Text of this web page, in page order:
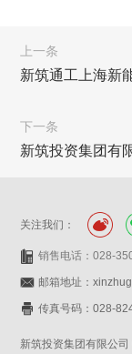
上一条
新筑通工上海新
下一条
新筑投资集团有
关注我们：
销售电话：028-
邮箱地址：
传真号码：028-
新筑投资集团有限公